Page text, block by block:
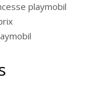
playmobil